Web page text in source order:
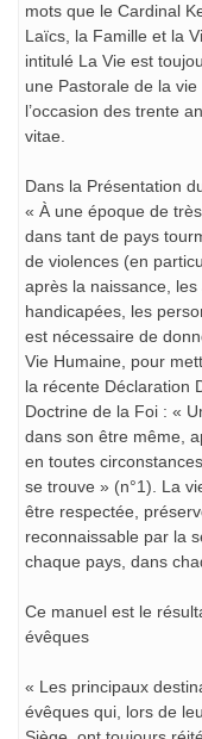
mots que le Cardinal
Laïcs, la Famille et la
intitulé La Vie est
une Pastorale de la
l’occasion des trente
vitae.
Dans la Présentation
« À une époque de
dans tant de pays
de violences (en
après la naissance,
handicapées, les
est nécessaire de
Vie Humaine, pour
la récente Déclaration
Doctrine de la Foi : «
dans son être même,
en toutes
se trouve » (n°1). La
être respectée,
reconnaissable par la
chaque pays, dans
Ce manuel est le
évêques
« Les principaux
évêques qui, lors de